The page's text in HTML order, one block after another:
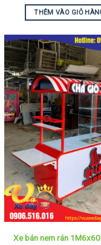
THÊM VÀO GIỎ
Xe bán nem rán